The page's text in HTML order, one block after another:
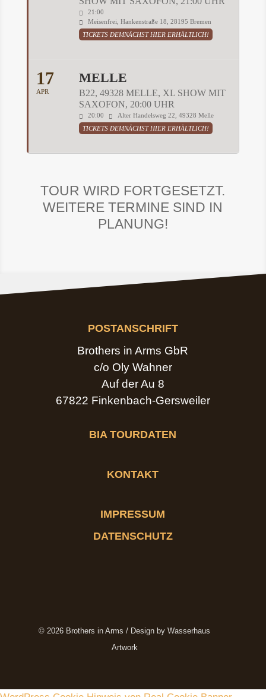
21:00
Meisenfrei, Hankenstraße 18, 28195 Bremen
TICKETS DEMNÄCHST HIER ERHÄLTLICH!
17
APR
MELLE
B22, 49328 MELLE, XL SHOW MIT
SAXOFON, 20:00 UHR
20:00
Alter Handelsweg 22, 49328 Melle
TICKETS DEMNÄCHST HIER ERHÄLTLICH!
TOUR WIRD FORTGESETZT.
WEITERE TERMINE SIND IN
PLANUNG!
POSTANSCHRIFT
Brothers in Arms GbR
c/o Oly Wahner
Auf der Au 8
67822 Finkenbach-Gersweiler
BIA TOURDATEN
KONTAKT
IMPRESSUM
DATENSCHUTZ
© 2026 Brothers in Arms / Design by Wasserhaus
Artwork